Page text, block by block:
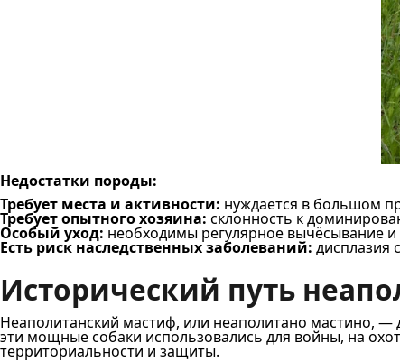
Недостатки породы:
Требует места и активности: нуждается в большом
Требует опытного хозяина: склонность к
Особый уход: необходимы регулярное вычёсывание
Есть риск наследственных заболеваний: дисплазия
Исторический путь
Неаполитанский мастиф, или неаполитано мастино, —
эти мощные собаки использовались для войны, на
территориальности и защиты.